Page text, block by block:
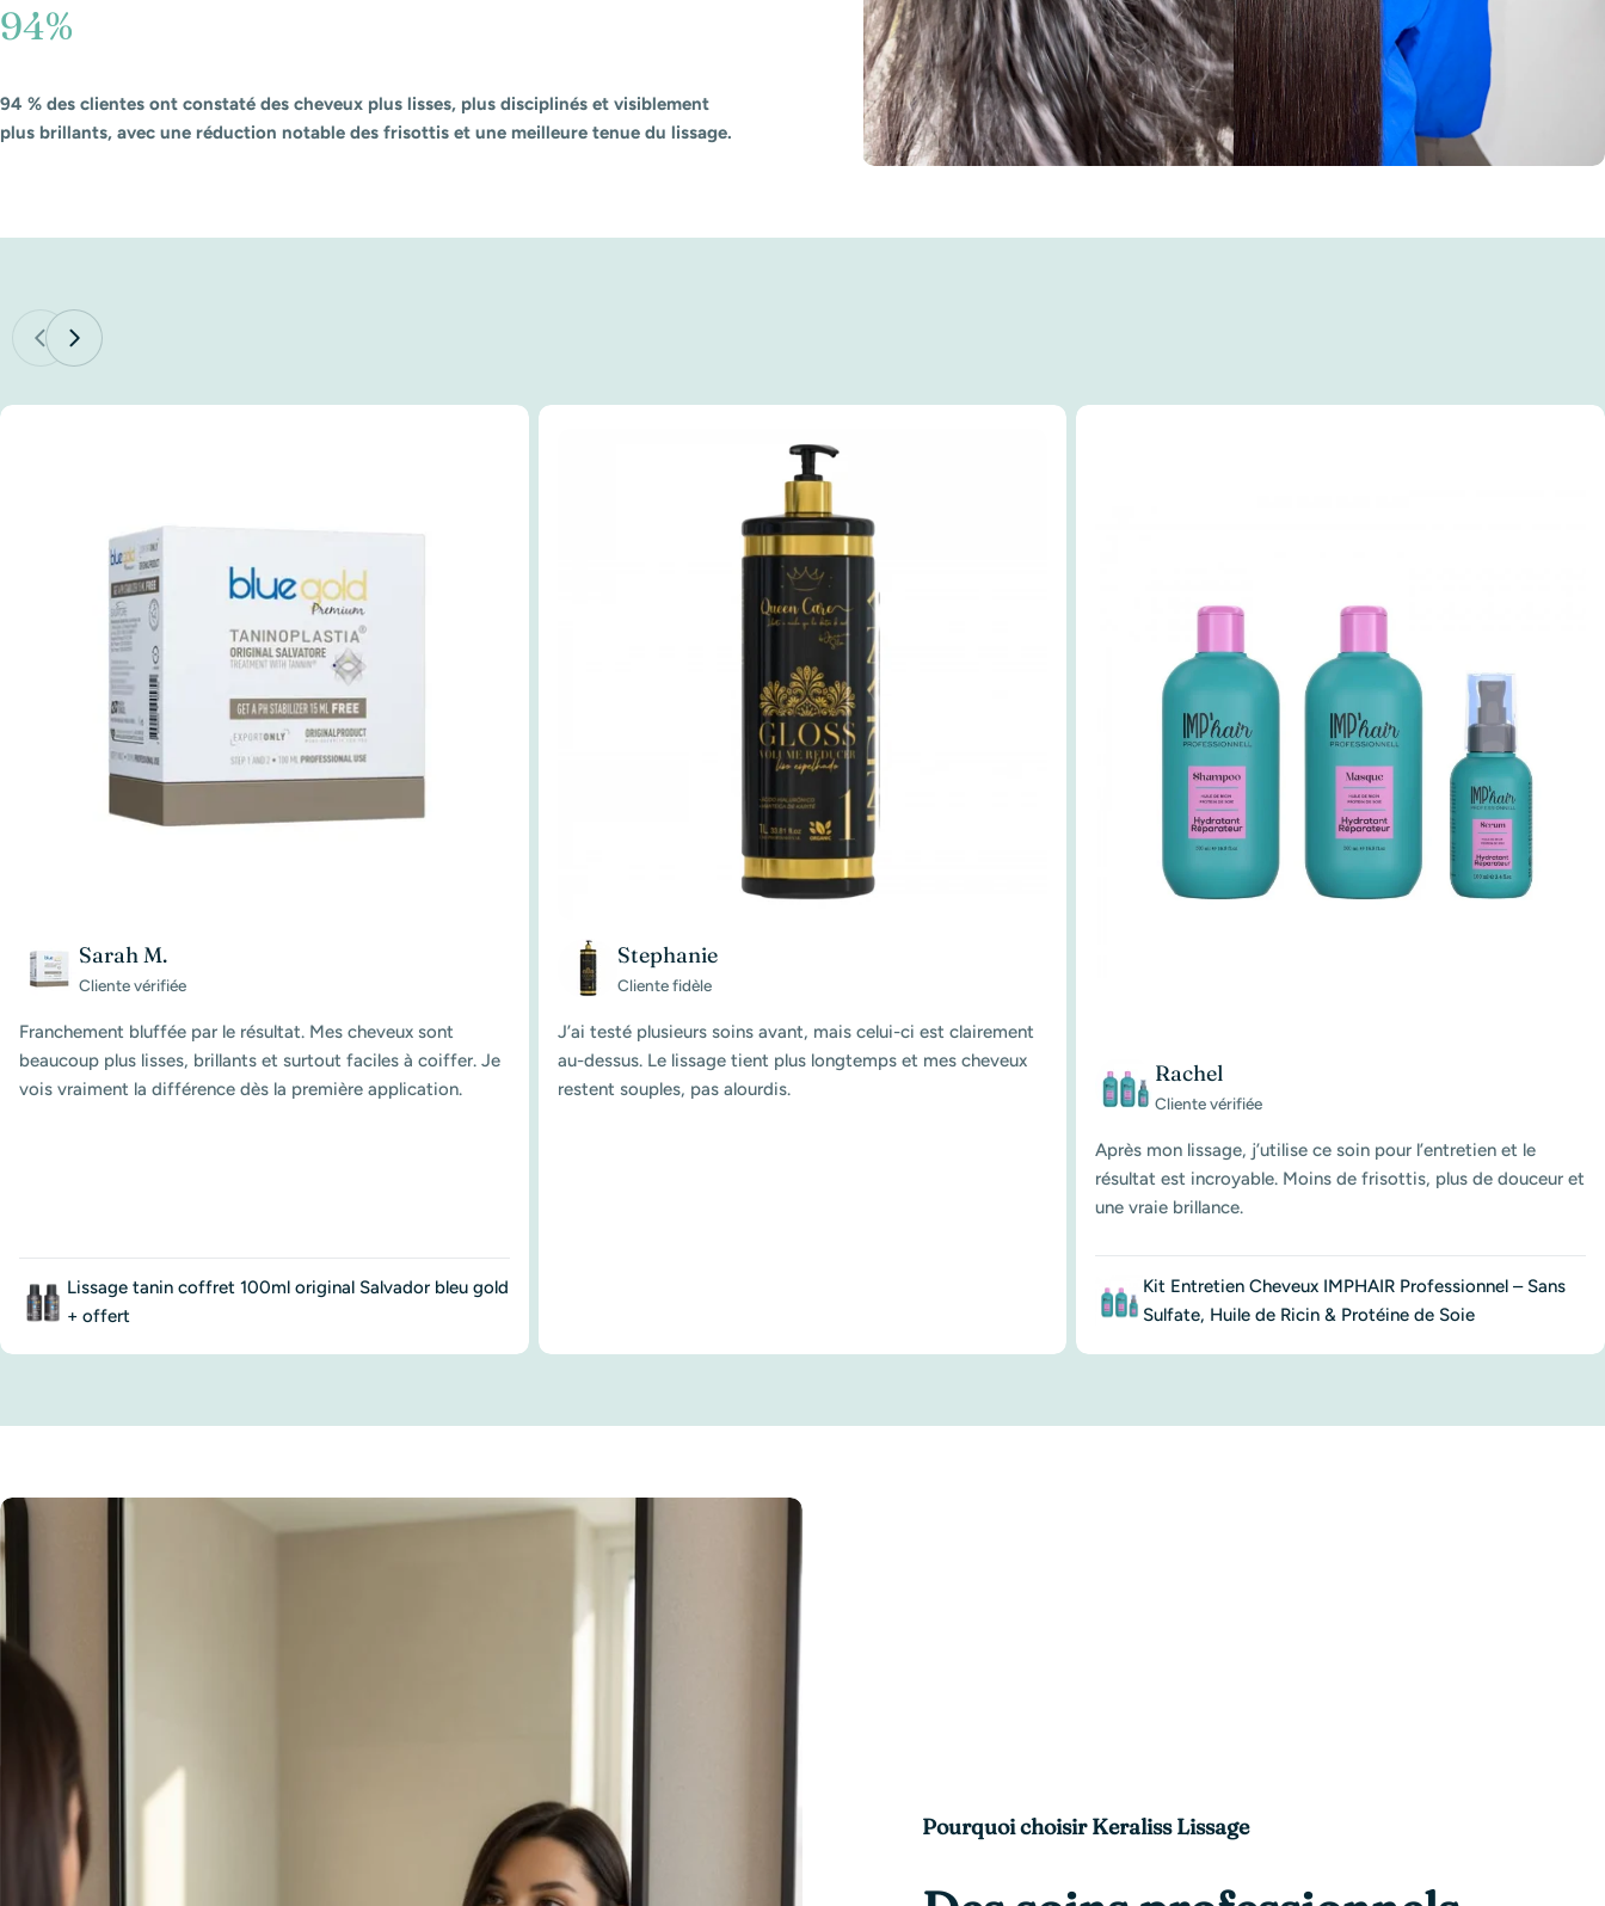
94%
94 % des clientes ont constaté des cheveux plus lisses, plus disciplinés et visiblement
plus brillants, avec une réduction notable des frisottis et une meilleure tenue du lissage.
Sarah M.
Cliente vérifiée
Franchement bluffée par le résultat. Mes cheveux sont
beaucoup plus lisses, brillants et surtout faciles à coiffer. Je
vois vraiment la différence dès la première application.
Lissage tanin coffret 100ml original Salvador bleu gold
+ offert
Stephanie
Cliente fidèle
J’ai testé plusieurs soins avant, mais celui-ci est clairement
au-dessus. Le lissage tient plus longtemps et mes cheveux
restent souples, pas alourdis.
Rachel
Cliente vérifiée
Après mon lissage, j’utilise ce soin pour l’entretien et le
résultat est incroyable. Moins de frisottis, plus de douceur et
une vraie brillance.
Kit Entretien Cheveux IMPHAIR Professionnel – Sans
Sulfate, Huile de Ricin & Protéine de Soie
Pourquoi choisir Keraliss Lissage